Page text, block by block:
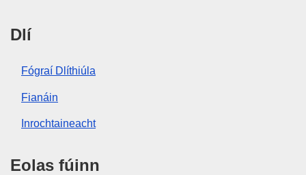
Dlí
Fógraí Dlíthiúla
Fianáin
Inrochtaineacht
Eolas fúinn